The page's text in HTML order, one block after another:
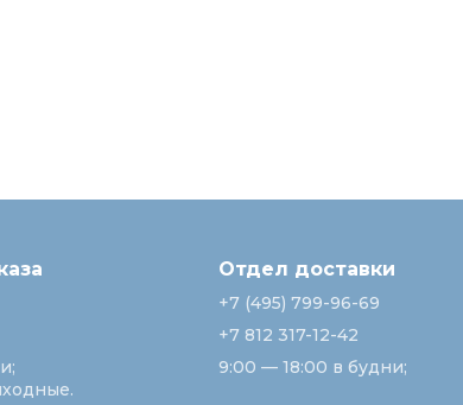
Отдел доставки
+7 (495) 799-96-69
+7 812 317-12-42
9:00 — 18:00 в будни;